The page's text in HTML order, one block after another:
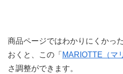
商品ページではわかりにくかっ
おくと、この「 MARIOTTE（マ
さ調整ができます。